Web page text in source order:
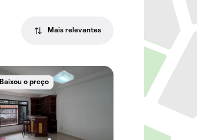
Mais relevantes
Baixou o preço